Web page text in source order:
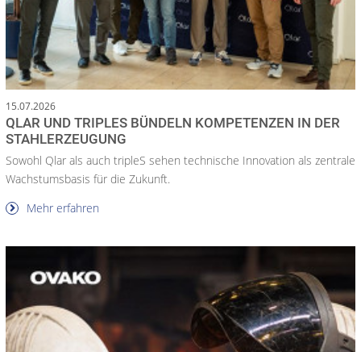
15.07.2026
QLAR UND TRIPLES BÜNDELN KOMPETENZEN IN DER
STAHLERZEUGUNG
Sowohl Qlar als auch tripleS sehen technische Innovation als zentrale
Wachstumsbasis für die Zukunft.
Mehr erfahren